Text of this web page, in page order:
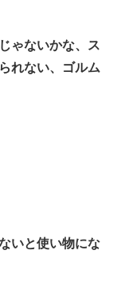
ゃないかな、ス
れない、ゴルム
いと使い物にな